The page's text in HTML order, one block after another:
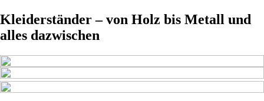
Kleiderständer – von Holz bis Metall und
alles dazwischen